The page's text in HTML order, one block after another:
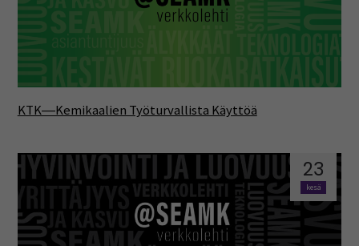
KTK―Kemikaalien Työturvallista Käyttöä
23
kesä